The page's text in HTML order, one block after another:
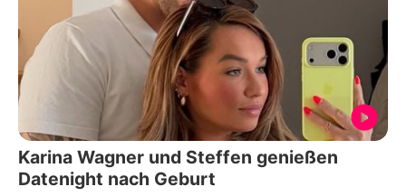
Karina Wagner und Steffen genießen
Datenight nach Geburt